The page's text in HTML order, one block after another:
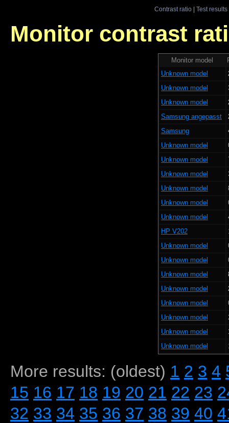
Contrast ratio| Test results
Monitor contrast
Monitor model
Unknown model
Unknown model
Unknown model
Samsung angepasst
Samsung
Unknown model
Unknown model
Unknown model
Unknown model
Unknown model
Unknown model
HP V202
Unknown model
Unknown model
Unknown model
Unknown model
Unknown model
Unknown model
Unknown model
Unknown model
More results: (oldest) 1 2 3 4
15 16 17 18 19 20 21 22 23
32 33 34 35 36 37 38 39 40